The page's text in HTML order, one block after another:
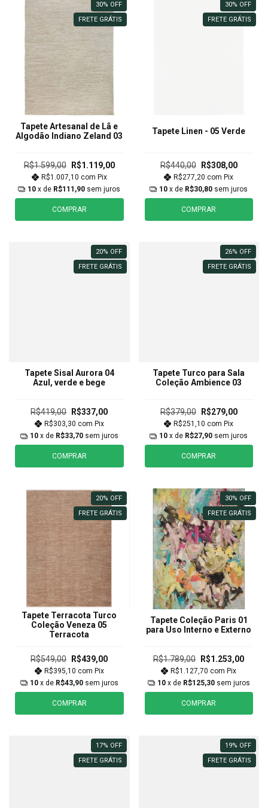
30% OFF
FRETE GRÁTIS
Tapete Artesanal de Lã e
Algodão Indiano Zeland 03
R$1.599,00 R$1.119,00
R$1.007,10 com Pix
10 x de R$111,90 sem juros
COMPRAR
30% OFF
FRETE GRÁTIS
Tapete Linen - 05 Verde
R$440,00 R$308,00
R$277,20com Pix
10 x de R$30,80 sem juros
COMPRAR
20% OFF
FRETE GRÁTIS
Tapete Sisal Aurora 04
Azul, verde e bege
R$419,00 R$337,00
R$303,30 com Pix
10 x de R$33,70 sem juros
COMPRAR
26% OFF
FRETE GRÁTIS
Tapete Turco para Sala
Coleção Ambience 03
R$379,00 R$279,00
R$251,10com Pix
10 x de R$27,90 sem juros
COMPRAR
20% OFF
FRETE GRÁTIS
Tapete Terracota Turco
Coleção Veneza 05
Terracota
R$549,00 R$439,00
R$395,10 com Pix
10 x de R$43,90 sem juros
COMPRAR
30% OFF
FRETE GRÁTIS
Tapete Coleção Paris 01
para Uso Interno e Externo
R$1.789,00 R$1.253,00
R$1.127,70com Pix
10 x de R$125,30 sem juros
COMPRAR
17% OFF
FRETE GRÁTIS
19% OFF
FRETE GRÁTIS